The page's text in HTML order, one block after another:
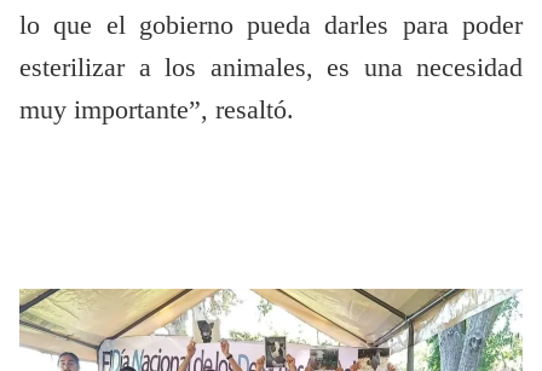
lo que el gobierno pueda darles para poder
esterilizar a los animales, es una necesidad
muy importante”, resaltó.